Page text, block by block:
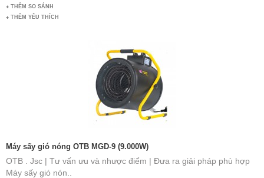
THÊM SO SÁNH
THÊM YÊU THÍCH
Máy sấy gió nóng OTB MGD-9 (9.000W)
OTB . Jsc | Tư vấn ưu và nhược điểm | Đưa ra giải pháp phù hợp ​​
Máy sấy gió nón..